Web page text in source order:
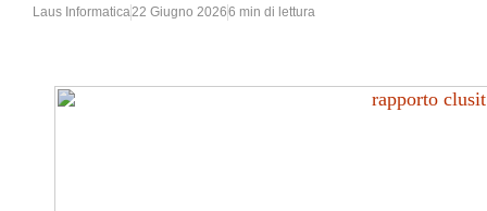
Laus Informatica22 Giugno 20266 min di lettura